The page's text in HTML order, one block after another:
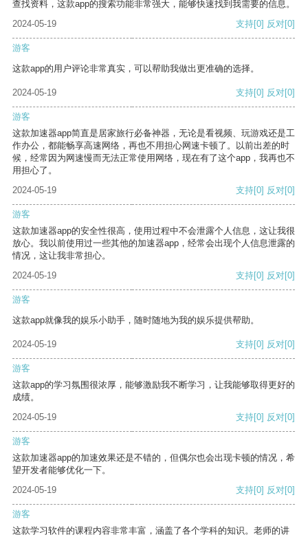
查找资料，这款app的搜索功能非常强大，能够快速找到我需要的信息。
2024-05-19
支持[0] 反对[0]
游客
这款app的用户评论非常真实，可以帮助我做出更准确的选择。
2024-05-19 支持[0] 反对[0]
游客
这款加速器app简直是居家旅行必备神器，无论是看视频、玩游戏还是工
作办公，都能畅享高速网络，再也不用担心网速卡顿了。以前出差的时
候，经常因为网速慢而无法正常使用网络，现在有了这个app，我再也不
用担心了。
2024-05-19
支持[0] 反对[0]
游客
这款加速器app的安全性很高，使用过程中不会泄露个人信息，这让我很
放心。我以前使用过一些其他的加速器app，经常会出现个人信息泄露的
情况，这让我非常担心。
2024-05-19
支持[0] 反对[0]
游客
这款app就像我的娱乐小助手，随时随地为我的娱乐提供帮助。
2024-05-19 支持[0] 反对[0]
游客
这款app的学习氛围很浓厚，能够激励我不断学习，让我能够取得更好的
成绩。
2024-05-19
支持[0] 反对[0]
游客
这款加速器app的加速效果还是不错的，但偶尔也会出现卡顿的情况，希
望开发者能够优化一下。
2024-05-19
支持[0] 反对[0]
游客
这款学习软件的课程内容非常丰富，涵盖了各个学科的知识。老师的讲